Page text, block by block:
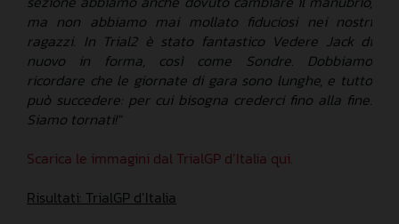
ma non abbiamo mai mollato fiduciosi nei nostri
ragazzi. In Trial2 è stato fantastico Vedere Jack di
nuovo in forma, così come Sondre. Dobbiamo
ricordare che le giornate di gara sono lunghe, e tutto
può succedere: per cui bisogna crederci fino alla fine.
Siamo tornati!"
Scarica le immagini dal TrialGP d’Italia qui.
Risultati: TrialGP d’Italia